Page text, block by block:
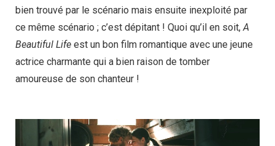
bien trouvé par le scénario mais ensuite inexploité par
ce même scénario ; c’est dépitant ! Quoi qu’il en soit,A
Beautiful Life est un bon film romantique avec une jeune
actrice charmante qui a bien raison de tomber
amoureuse de son chanteur !